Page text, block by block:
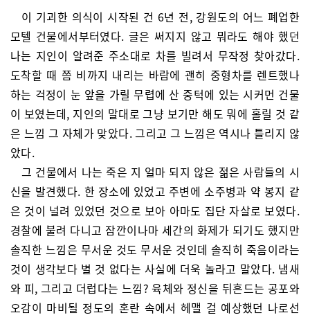
이 기괴한 의식이 시작된 건 6년 전, 강원도의 어느 폐업한
모텔 건물에서부터였다. 글은 써지지 않고 뭐라도 해야 했던
나는 지인이 알려준 주소대로 차를 빌려서 무작정 찾아갔다.
도착할 때 쯤 비까지 내리는 바람에 괜히 중형차를 렌트했나
하는 걱정이 눈 앞을 가릴 무렵에 산 중턱에 있는 시커먼 건물
이 보였는데, 지인의 말대로 그냥 보기만 해도 뭐에 홀릴 것 같
은 느낌 그 자체가 맞았다. 그리고 그 느낌은 역시나 틀리지 않
았다.
그 건물에서 나는 죽은 지 얼마 되지 않은 젊은 사람들의 시
신을 발견했다. 한 장소에 있었고 주변에 소주병과 약 봉지 같
은 것이 널려 있었던 것으로 보아 아마도 집단 자살로 보였다.
경찰에 불려 다니고 잠깐이나마 세간의 화제가 되기도 했지만
솔직한 느낌은 무서운 것도 무서운 것인데 솔직히 죽음이라는
것이 생각보다 별 것 없다는 사실에 더욱 놀라고 말았다. 냄새
와 피, 그리고 더럽다는 느낌? 육체와 정신을 뒤흔드는 공포와
오감이 마비될 정도의 혼란 속에서 헤맬 걸 예상했던 나로선